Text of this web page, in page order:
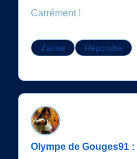
Carrément !
J'aime Répondre
Olympe de Gouges91 :